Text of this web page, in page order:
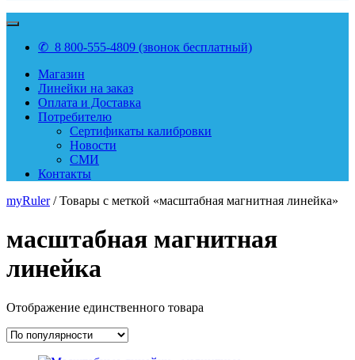
✆ 8 800-555-4809 (звонок бесплатный)
Магазин
Линейки на заказ
Оплата и Доставка
Потребителю
Сертификаты калибровки
Новости
СМИ
Контакты
myRuler/ Товары с меткой «масштабная магнитная линейка»
масштабная магнитная
линейка
Отображение единственного товара